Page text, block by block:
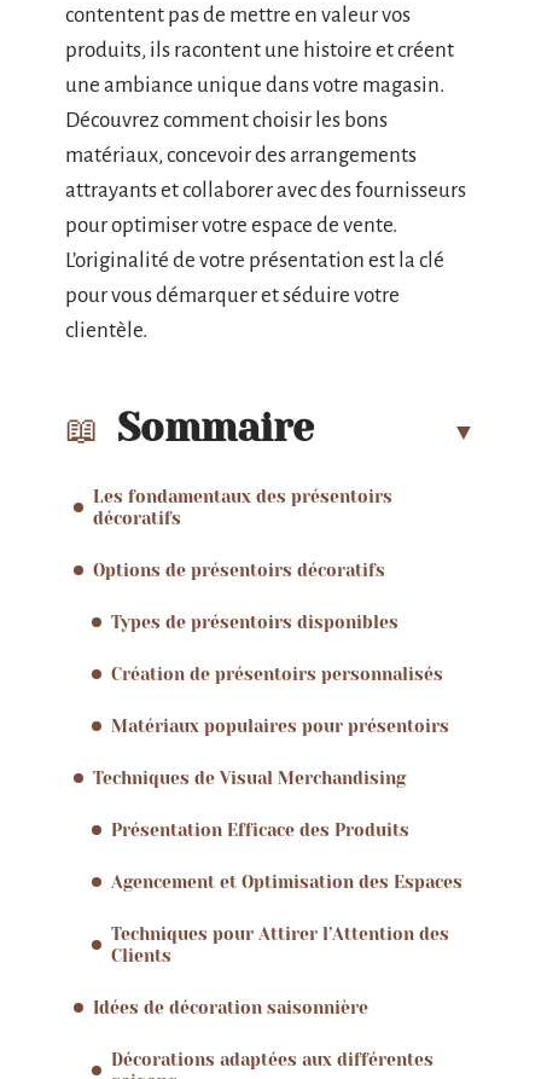
contentent pas de mettre en valeur vos
produits, ils racontent une histoire et créent
une ambiance unique dans votre magasin.
Découvrez comment choisir les bons
matériaux, concevoir des arrangements
attrayants et collaborer avec des fournisseurs
pour optimiser votre espace de vente.
L’originalité de votre présentation est la clé
pour vous démarquer et séduire votre
clientèle.
Sommaire
Les fondamentaux des présentoirs
décoratifs
Options de présentoirs décoratifs
Types de présentoirs disponibles
Création de présentoirs personnalisés
Matériaux populaires pour présentoirs
Techniques de Visual Merchandising
Présentation Efficace des Produits
Agencement et Optimisation des Espaces
Techniques pour Attirer l’Attention des
Clients
Idées de décoration saisonnière
Décorations adaptées aux différentes